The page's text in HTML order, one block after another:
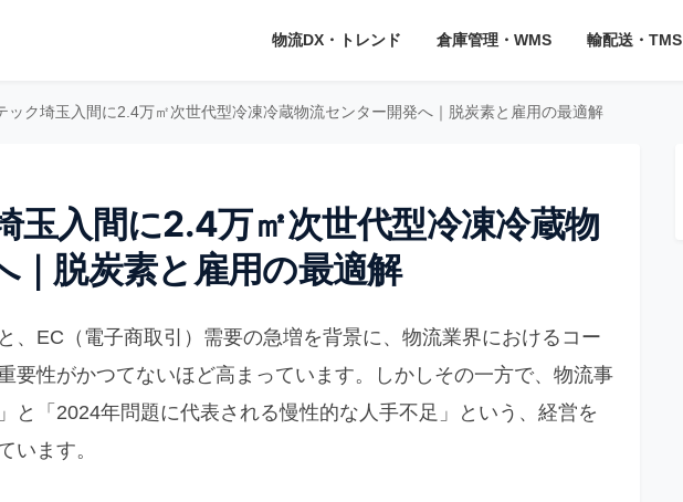
物流DX・トレンド 倉庫管理・WMS 輸配送・TMS
ック埼玉入間に2.4万㎡次世代型冷凍冷蔵物流センター開発へ｜脱炭素と雇用の最適解
玉入間に2.4万㎡次世代型冷凍冷蔵物
｜脱炭素と雇用の最適解
、EC（電子商取引）需要の急増を背景に、物流業界におけるコー
要性がかつてないほど高まっています。しかしその一方で、物流事
と「2024年問題に代表される慢性的な人手不足」という、経営を
います。